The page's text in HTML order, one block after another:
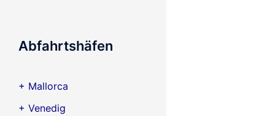
Abfahrtshäfen
+ Mallorca
+ Venedig